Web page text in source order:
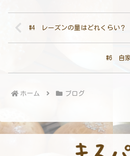
#4 レーズンの量はどれくらい？
#6 自
ホーム ブログ